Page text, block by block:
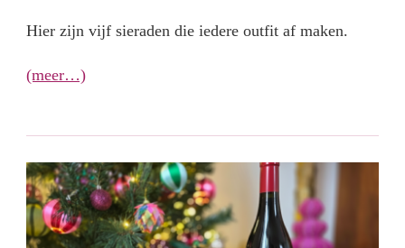
Hier zijn vijf sieraden die iedere outfit af maken.
(meer…)